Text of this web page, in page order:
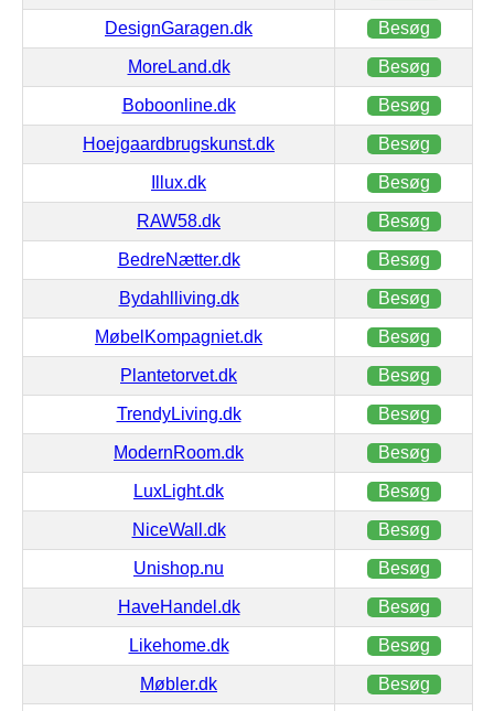
DesignGaragen.dk Besøg
MoreLand.dk Besøg
Boboonline.dk Besøg
Hoejgaardbrugskunst.dk Besøg
Illux.dk Besøg
RAW58.dk Besøg
BedreNætter.dk Besøg
Bydahlliving.dk Besøg
MøbelKompagniet.dk Besøg
Plantetorvet.dk Besøg
TrendyLiving.dk Besøg
ModernRoom.dk Besøg
LuxLight.dk Besøg
NiceWall.dk Besøg
Unishop.nu Besøg
HaveHandel.dk Besøg
Likehome.dk Besøg
Møbler.dk Besøg